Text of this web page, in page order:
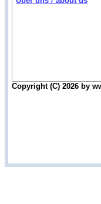
Copyright (C) 2026 by